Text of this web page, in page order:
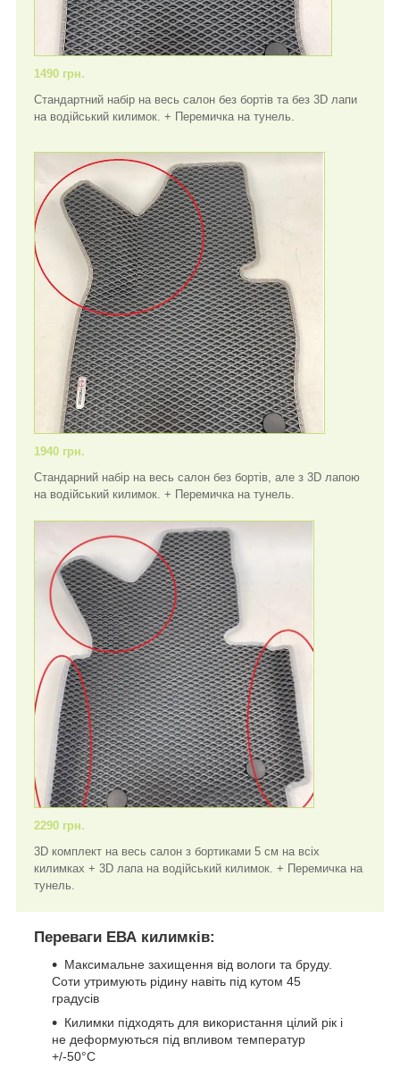
1490 грн.
Стандартний набір на весь салон без бортів та без 3D лапи
на водійський килимок. + Перемичка на тунель.
1940 грн.
Стандарний набір на весь салон без бортів, але з 3D лапою
на водійський килимок. + Перемичка на тунель.
2290 грн.
3D комплект на весь салон з бортиками 5 см на всіх
килимках + 3D лапа на водійський килимок. + Перемичка на
тунель.
Переваги ЕВА килимків:
Максимальне захищення від вологи та бруду.
Соти утримують рідину навіть під кутом 45
градусів
Килимки підходять для використання цілий рік і
не деформуються під впливом температур
+/-50°C